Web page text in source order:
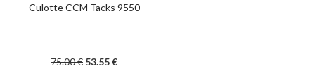
Culotte CCM Tacks 9550
75.00€ 53.55€